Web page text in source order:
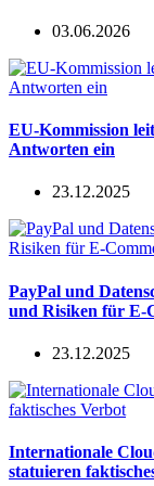
03.06.2026
EU-Kommission
Antworten ein
23.12.2025
PayPal und
und Risiken für E-
23.12.2025
Internationale
statuieren